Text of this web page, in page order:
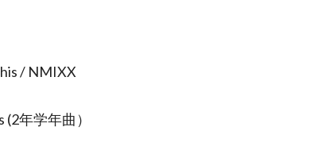
/ NMIXX
年学年曲）